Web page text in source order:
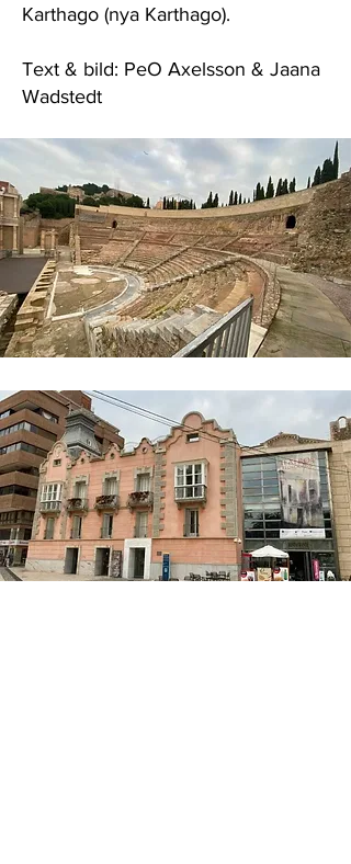
Karthago (nya Karthago).
Text & bild: PeO Axelsson & Jaana
Wadstedt